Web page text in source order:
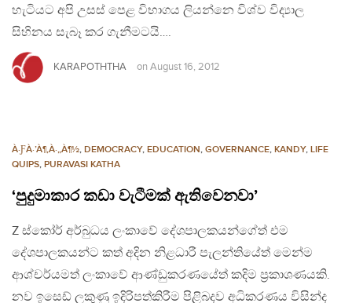
හැටියට අපි උසස් පෙළ විභාගය ලියන්නෙ විශ්ව විද්‍යාල
සිහිනය සැබෑ කර ගැනීමටයි….
KARAPOTHTHA on August 16, 2012
À·ƑÀ·’À¶‚À·„À¶½, DEMOCRACY, EDUCATION, GOVERNANCE, KANDY, LIFE
QUIPS, PURAVASI KATHA
‘පුදුමාකාර කඩා වැටීමක් ඇතිවෙනවා’
Z ස්කෝර් අර්බුධය ලංකාවේ දේශපාලකයන්ගේත් එම
දේශපාලකයන්ට කත් අදින නිළධාරී පැලන්තියේත් මෙන්ම
ආශ්චර්යමත් ලංකාවේ ආණ්ඩුකරණයේත් කදිම ප‍්‍රකාශණයකි.
නව ඉසෙඩ් ලකුණු ඉදිරිපත්කිරීම පිළිබදව අධිකරණය විසින්ද